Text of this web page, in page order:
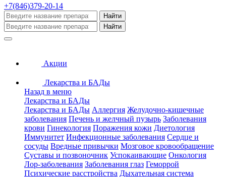
+7(846)379-20-14
Найти
Найти
Акции
Лекарства и БАДы
Назад в меню
Лекарства и БАДы
Лекарства и БАДы Аллергия Желудочно-кишечные
заболевания Печень и желчный пузырь Заболевания
крови Гинекология Поражения кожи Диетология
Иммунитет Инфекционные заболевания Сердце и
сосуды Вредные привычки Мозговое кровообращение
Суставы и позвоночник Успокаивающие Онкология
Лор-заболевания Заболевания глаз Геморрой
Психические расстройства Дыхательная система